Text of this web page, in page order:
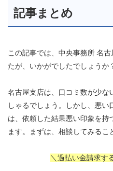
記事まとめ
この記事では、中央事務所 名
たが、いかがでしたでしょうか
名古屋支店は、口コミ数が少な
しゃるでしょう。しかし、悪い
は、依頼した結果悪い印象を持
ます。まずは、相談してみるこ
＼過払い金請求す